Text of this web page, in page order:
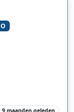
maanden geleden